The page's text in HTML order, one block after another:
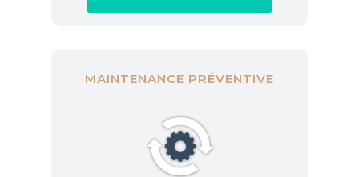
MAINTENANCE PRÉVENTIVE